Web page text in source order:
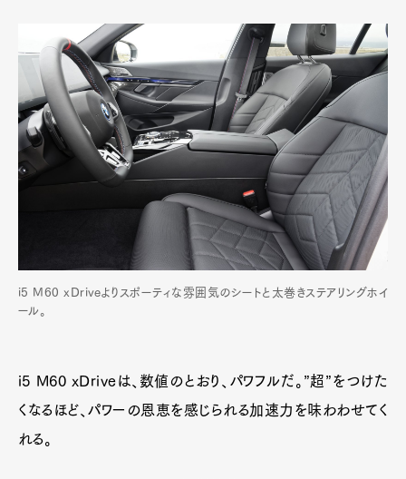
Pen Meet
Pen international Pen tw
i5 M60 xDriveよりスポーティな雰囲気のシートと太巻きステアリングホイ
ール。
i5 M60 xDriveは、数値のとおり、パワフルだ。”超”をつけた
くなるほど、パワーの恩恵を感じられる加速力を味わわせてく
れる。